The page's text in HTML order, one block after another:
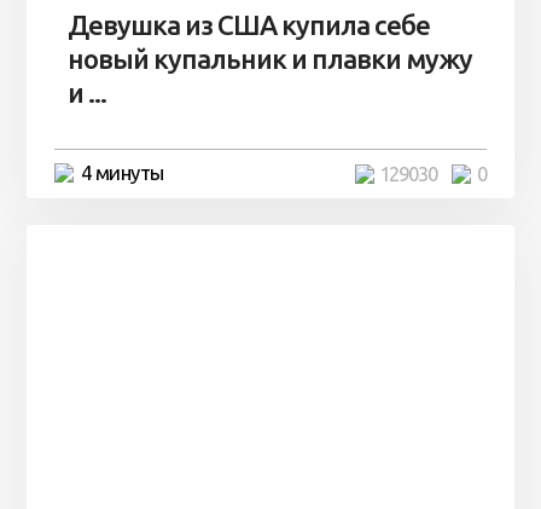
Девушка из США купила себе
новый купальник и плавки мужу
и ...
4 минуты 0
129030